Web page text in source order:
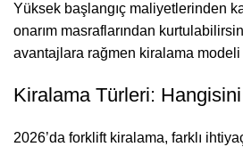
Yüksek başlangıç maliyetlerinden
onarım masraflarından
avantajlara rağmen kiralama
Kiralama Türleri:
2026’da forklift kiralama, farklı